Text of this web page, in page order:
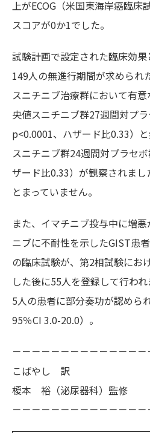
上がECOG（米国東海岸癌臨床
スコアが0か1でした。
試験計画で設定された臨床効果
149人の無進行期間が求められ
スニチニブ治療群において有
央値スニチニブ群27週間対プラ
p<0.0001、ハザード比0.33）
スニチニブ群24週間対プラセ
ザード比0.33）が観察されま
とまっていません。
また、イマチニブ投与中に増
ニブに不耐性を示したGIST患
の臨床試験が、第2相試験にお
した後に55人を登録して行わ
5人の患者に部分奏功が認めら
95％CI 3.0-20.0）。
－－－－－－－－－－－－－－
こばやし 訳
榎本 裕（泌尿器科）監修
－－－－－－－－－－－－－－